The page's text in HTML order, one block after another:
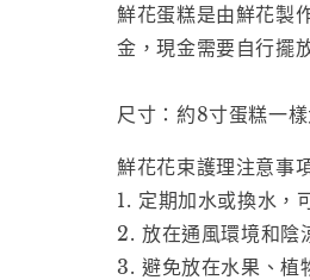
Ivory
Elegance
量
減
少
Ivory
量
增
加
鮮花蛋糕是由鮮花製
金，現金需要自行擺
尺寸：約8寸蛋糕一樣
鮮花花束護理注意事
1. 定期加水或換水，
2. 放在通風環境和陰
3. 避免放在水果、植